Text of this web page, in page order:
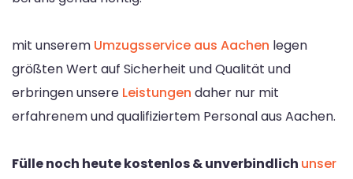
mit unserem Umzugsservice aus Aachen legen
größten Wert auf Sicherheit und Qualität und
erbringen unsere Leistungen daher nur mit
erfahrenem und qualifiziertem Personal aus Aachen.
Fülle noch heute kostenlos & unverbindlich unser